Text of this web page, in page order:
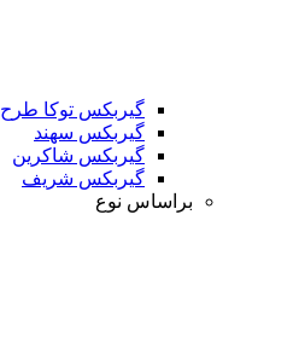
گیربکس توکا طرح
گیربکس سهند
گیربکس شاکرین
گیربکس شریف
براساس نوع